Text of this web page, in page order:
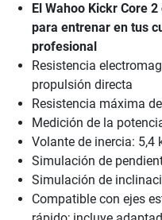
El Wahoo Kickr Core
para entrenar en tus
profesional
Resistencia
propulsión directa
Resistencia máxima
Medición de la
Volante de inercia: 5,4
Simulación de
Simulación de
Compatible con ejes